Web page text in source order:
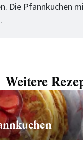
Die Pfannkuchen
Weitere